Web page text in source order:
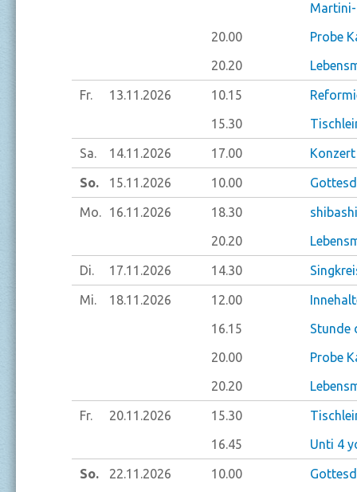
20.00
Probe
20.20
Fr. 13.11.2026 10.15
15.30
Sa. 14.11.2026 17.00
So. 15.11.2026 10.00
Mo. 16.11.2026 18.30
20.20
Di. 17.11.2026 14.30
Mi. 18.11.2026 12.00
16.15
Stunde
20.00
Probe
20.20
Fr. 20.11.2026 15.30
16.45
Unti 4
So. 22.11.2026 10.00